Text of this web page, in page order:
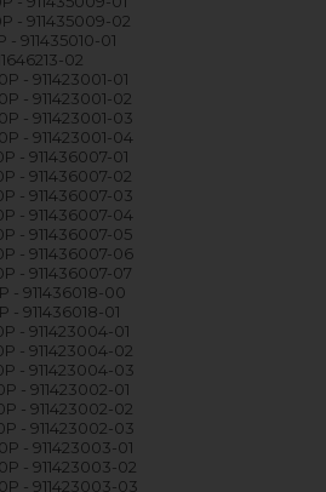
- 911435009-02
- 911435010-01
02
- 911423001-01
- 911423001-02
- 911423001-03
- 911423001-04
- 911436007-01
- 911436007-02
- 911436007-03
- 911436007-04
- 911436007-05
- 911436007-06
- 911436007-07
- 911436018-00
- 911436018-01
- 911423004-01
- 911423004-02
- 911423004-03
- 911423002-01
- 911423002-02
- 911423002-03
- 911423003-01
- 911423003-02
- 911423003-03